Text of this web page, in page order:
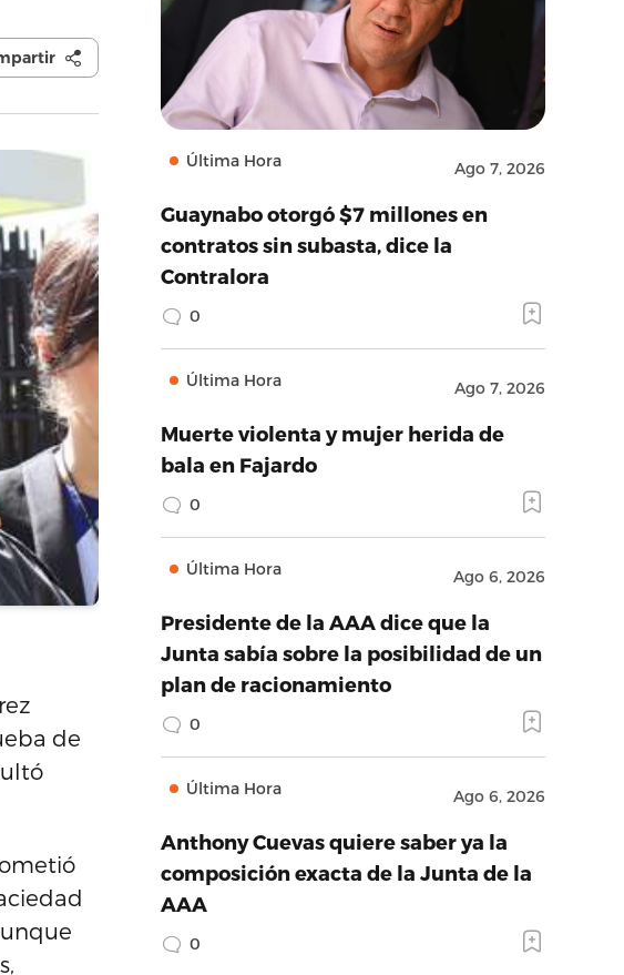
de
Última Hora Ago 7, 2026
Guaynabo otorgó $7 millones en
contratos sin subasta, dice la
Contralora
0
Última Hora Ago 7, 2026
Muerte violenta y mujer herida de
bala en Fajardo
0
Última Hora Ago 6, 2026
Presidente de la AAA dice que la
Junta sabía sobre la posibilidad de un
plan de racionamiento
0
Última Hora Ago 6, 2026
Anthony Cuevas quiere saber ya la
composición exacta de la Junta de la
AAA
0